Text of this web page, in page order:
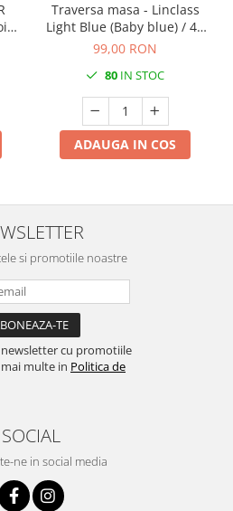
Traversa masa - Linclass
Light Blue (Baby blue) / 40
cm x 24 m / 1 rola
99,00 RON
80 IN STOC
ADAUGA IN COS
si promotiile noastre
cu promotiile
multe in Politica de
SOCIAL
ne in social media